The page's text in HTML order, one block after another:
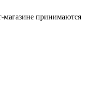
магазине принимаются